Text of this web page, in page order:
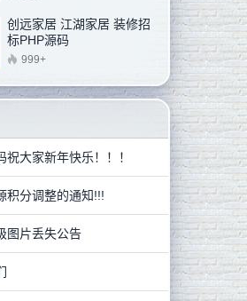
创远家居 江湖家居 装修招
标PHP源码
999+
祝大家新年快乐！！！
积分调整的通知!!!
图片丢失公告